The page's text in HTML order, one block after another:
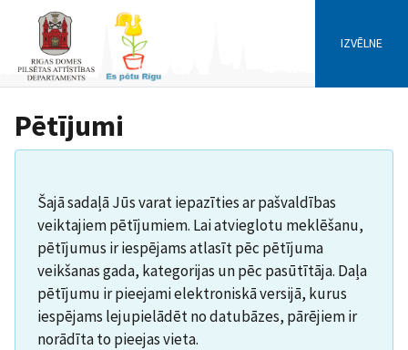
IZVĒLNE
Pētījumi
Šajā sadaļā Jūs varat iepazīties ar pašvaldības
veiktajiem pētījumiem. Lai atvieglotu meklēšanu,
pētījumus ir iespējams atlasīt pēc pētījuma
veikšanas gada, kategorijas un pēc pasūtītāja. Daļa
pētījumu ir pieejami elektroniskā versijā, kurus
iespējams lejupielādēt no datubāzes, pārējiem ir
norādīta to pieejas vieta.